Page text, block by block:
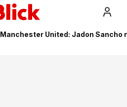
Manchester United: Jadon Sancho